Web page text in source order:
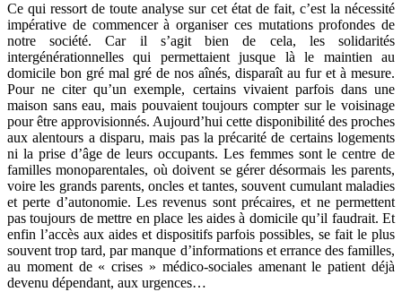
Ce qui ressort de toute analyse sur cet état de fait, c’est la nécessité
impérative de commencer à organiser ces mutations profondes de
notre société. Car il s’agit bien de cela, les solidarités
intergénérationnelles qui permettaient jusque là le maintien au
domicile bon gré mal gré de nos aînés, disparaît au fur et à mesure.
Pour ne citer qu’un exemple, certains vivaient parfois dans une
maison sans eau, mais pouvaient toujours compter sur le voisinage
pour être approvisionnés. Aujourd’hui cette disponibilité des proches
aux alentours a disparu, mais pas la précarité de certains logements
ni la prise d’âge de leurs occupants. Les femmes sont le centre de
familles monoparentales, où doivent se gérer désormais les parents,
voire les grands parents, oncles et tantes, souvent cumulant maladies
et perte d’autonomie. Les revenus sont précaires, et ne permettent
pas toujours de mettre en place les aides à domicile qu’il faudrait. Et
enfin l’accès aux aides et dispositifs parfois possibles, se fait le plus
souvent trop tard, par manque d’informations et errance des familles,
au moment de « crises » médico-sociales amenant le patient déjà
devenu dépendant, aux urgences…